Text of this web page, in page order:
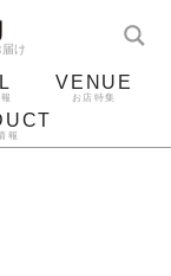
け
VENUE
お店特集
報